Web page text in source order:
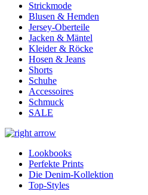
Strickmode
Blusen & Hemden
Jersey-Oberteile
Jacken & Mäntel
Kleider & Röcke
Hosen & Jeans
Shorts
Schuhe
Accessoires
Schmuck
SALE
Lookbooks
Perfekte Prints
Die Denim-Kollektion
Top-Styles